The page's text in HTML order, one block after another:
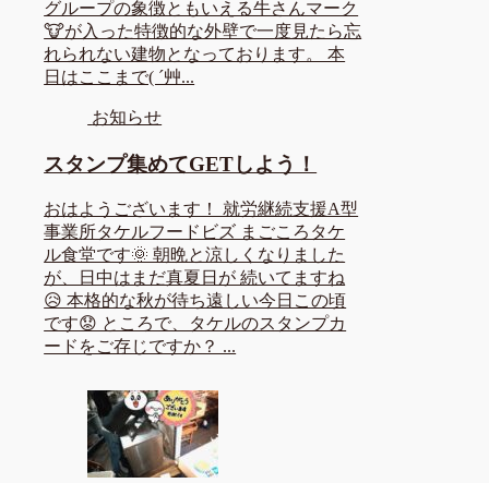
グループの象徴ともいえる牛さんマーク
🐮が入った特徴的な外壁で一度見たら忘
れられない建物となっております。 本
日はここまで( ´艸...
お知らせ
スタンプ集めてGETしよう！
おはようございます！ 就労継続支援A型
事業所タケルフードビズ まごころタケ
ル食堂です🌞 朝晩と涼しくなりました
が、日中はまだ真夏日が 続いてますね
😥 本格的な秋が待ち遠しい今日この頃
です😟 ところで、タケルのスタンプカ
ードをご存じですか？ ...